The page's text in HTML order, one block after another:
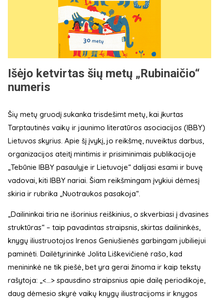
Išėjo ketvirtas šių metų „Rubinaičio“
numeris
Šių metų gruodį sukanka trisdešimt metų, kai įkurtas
Tarptautinės vaikų ir jaunimo literatūros asociacijos (IBBY)
Lietuvos skyrius. Apie šį įvykį, jo reikšmę, nuveiktus darbus,
organizacijos ateitį mintimis ir prisiminimais publikacijoje
„Tebūnie IBBY pasaulyje ir Lietuvoje“ dalijasi esami ir buvę
vadovai, kiti IBBY nariai. Šiam reikšmingam įvykiui dėmesį
skiria ir rubrika „Nuotraukos pasakoja“.
„Dailininkai tiria ne išorinius reiškinius, o skverbiasi į dvasines
struktūras“ – taip pavadintas straipsnis, skirtas dailininkės,
knygų iliustruotojos Irenos Geniušienės garbingam jubiliejui
paminėti. Dailėtyrininkė Jolita Liškevičienė rašo, kad
menininkė ne tik piešė, bet yra gerai žinoma ir kaip tekstų
rašytoja: „<...> spausdino straipsnius apie dailę periodikoje,
daug dėmesio skyrė vaikų knygų iliustracijoms ir knygos